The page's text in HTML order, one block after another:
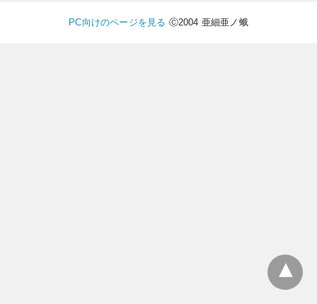
PC向けのページを見る Ⓒ2004 亜細亜ノ蛾